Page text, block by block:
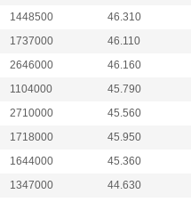
1448500 46.310
1737000 46.110
2646000 46.160
1104000 45.790
2710000 45.560
1718000 45.950
1644000 45.360
1347000 44.630